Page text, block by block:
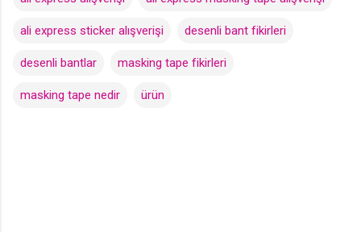
ali express sticker alışverişi desenli bant fikirleri
desenli bantlar masking tape fikirleri
masking tape nedir ürün